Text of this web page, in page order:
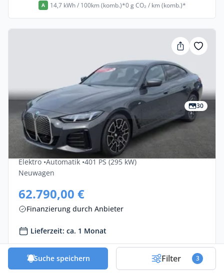
Suche speichern Filter 3
A 14,7 kWh / 100km (komb.)*0 g CO₂ / km (komb.)*
30
Privat & Gewerbe
Bmw I4 XDrive40 5dr
Elektro •Automatik •401 PS (295 kW)
Neuwagen
62.790,00 €
Finanzierung durch Anbieter
Lieferzeit: ca. 1 Monat
Zum Angebot